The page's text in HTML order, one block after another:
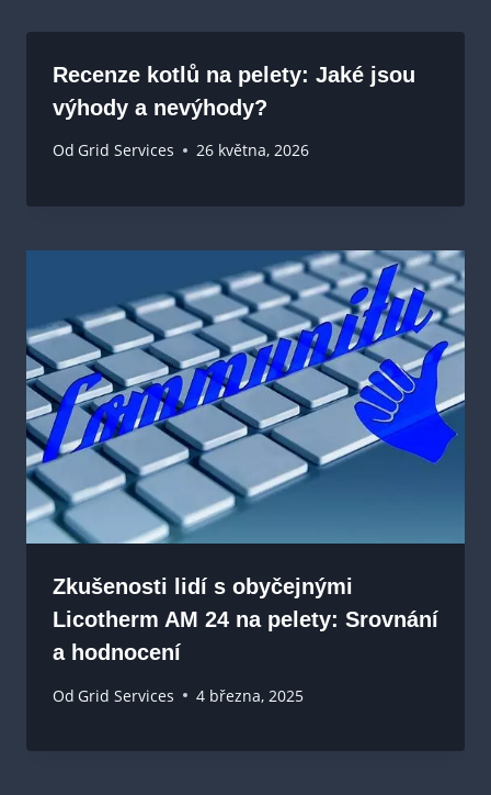
Recenze kotlů na pelety: Jaké jsou
výhody a nevýhody?
Od Grid Services 26 května, 2026
Zkušenosti lidí s obyčejnými
Licotherm AM 24 na pelety: Srovnání
a hodnocení
Od Grid Services 4 března, 2025